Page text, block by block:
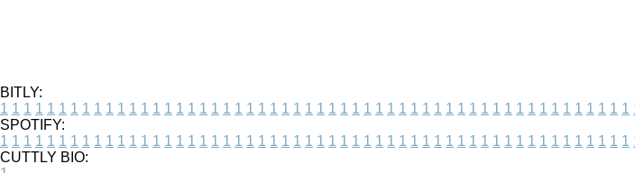
BITLY:
1 1 1 1 1 1 1 1 1 1 1 1 1 1 1 1 1 1 1 1 1 1 1 1 1 1 1 1 1 1 1 1 1 1 1 1 1 1 1 1 1 1 1 1 1 1 1 1 1 1 1 1 1 1
SPOTIFY:
1 1 1 1 1 1 1 1 1 1 1 1 1 1 1 1 1 1 1 1 1 1 1 1 1 1 1 1 1 1 1 1 1 1 1 1 1 1 1 1 1 1 1 1 1 1 1 1 1 1 1 1 1 1
CUTTLY BIO: